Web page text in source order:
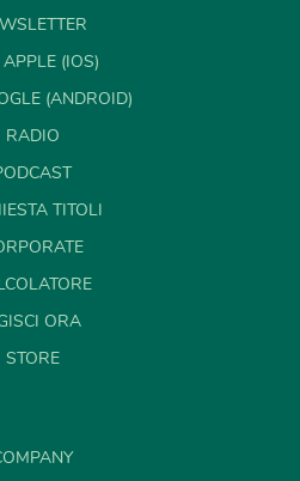
(IOS)
(ANDROID)
RADIO
TITOLI
ORA
STORE